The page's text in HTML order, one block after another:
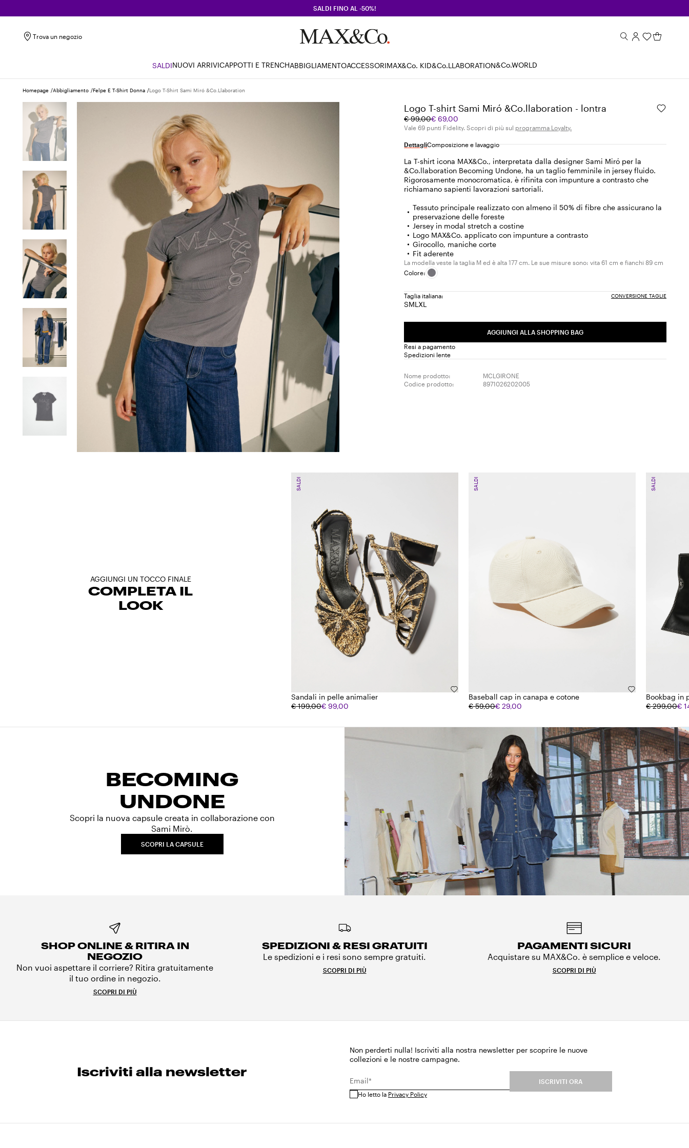
SALDI FINO AL -50%!
Trova un negozio
SALDINUOVI ARRIVICAPPOTTI E TRENCHABBIGLIAMENTOACCESSORIMAX&Co. KID&Co.LLABORATION&Co.WORLD
Homepage Abbigliamento Felpe E T-Shirt Donna Logo T-Shirt Sami Miró &co.llaboration
Logo T-shirt Sami Miró &Co.llaboration - lontra
€ 99,00€ 69,00
Prezzo
originale
99,00
Prezzo
corrente
69,00
Vale 69 punti Fidelity. Scopri di più sul programma Loyalty.
DettagliComposizione e lavaggio
La T-shirt icona MAX&Co., interpretata dalla designer Sami Miró per la
&Co.llaboration Becoming Undone, ha un taglio femminile in jersey fluido.
Rigorosamente monocromatica, è rifinita con impunture a contrasto che
richiamano sapienti lavorazioni sartoriali.
Tessuto principale realizzato con almeno il 50% di fibre che assicurano la
preservazione delle foreste
Jersey in modal stretch a costine
Logo MAX&Co. applicato con impunture a contrasto
Girocollo, maniche corte
Fit aderente
La modella veste la taglia M ed è alta 177 cm. Le sue misure sono: vita 61 cm e fianchi 89 cm
Colore:
Taglia italiana: CONVERSIONE TAGLIE
STaglia:
MTaglia:
LTaglia:
XLTaglia:
AGGIUNGI ALLA SHOPPING BAG
Resi a pagamento
Spedizioni lente
Nome prodotto:
MCLGIRONE
Codice prodotto:
8971026202005
AGGIUNGI UN TOCCO FINALE
COMPLETA IL
LOOK
Sandali in pelle animalier
€ 199,00€ 99,00
SALDI
Baseball cap in canapa e cotone
€ 59,00€ 29,00
SALDI
Bookbag in
€ 299,00€
SALDI
BECOMING
UNDONE
Scopri la nuova capsule creata in collaborazione con
Sami Mirò.
SCOPRI LA CAPSULE
SHOP ONLINE & RITIRA IN
NEGOZIO
Non vuoi aspettare il corriere? Ritira gratuitamente
il tuo ordine in negozio.
SCOPRI DI PIÙ
SPEDIZIONI & RESI GRATUITI
Le spedizioni e i resi sono sempre gratuiti.
SCOPRI DI PIÙ
PAGAMENTI SICURI
Acquistare su MAX&Co. è semplice e veloce.
SCOPRI DI PIÙ
Iscriviti alla newsletter
Non perderti nulla! Iscriviti alla nostra newsletter per scoprire le nuove
collezioni e le nostre campagne.
Email*
Ho letto la Privacy Policy
ISCRIVITI ORA